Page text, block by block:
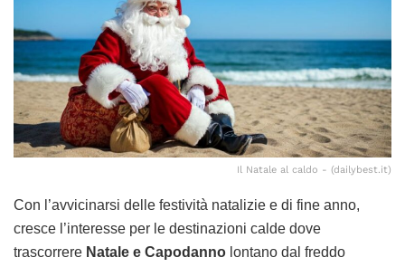
Il Natale al caldo - (dailybest.it)
Con l’avvicinarsi delle festività natalizie e di fine anno,
cresce l’interesse per le destinazioni calde dove
trascorrere Natale e Capodanno lontano dal freddo